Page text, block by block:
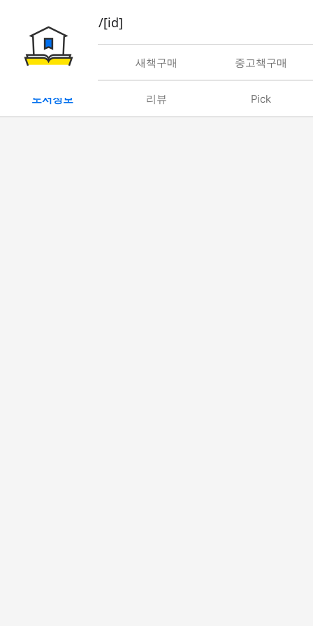
book/rent/[id]
대여 새책구매 중고책구매
도서정보 리뷰 Pick